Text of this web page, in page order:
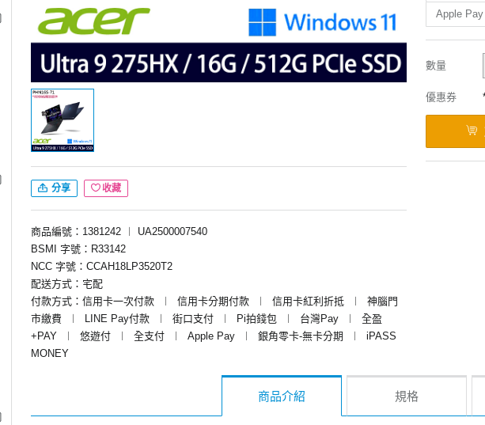
分享 收藏
商品編號：1381242 ︱
UA2500007540
BSMI 字號：R33142
NCC 字號：CCAH18LP3520T2
配送方式：宅配
付款方式：信用卡一次付款
︱ 信用卡分期付款 ︱ 信用卡紅利折抵 ︱
神腦門
市繳費
︱ LINE Pay付款 ︱ 街口支付 ︱ Pi拍錢包 ︱ 台灣Pay ︱
全盈
+PAY
︱ 悠遊付 ︱ 全支付 ︱ Apple Pay ︱ 銀角零卡-無卡分期 ︱
iPASS
MONEY
Apple Pay
數量
優惠券
商品介紹 規格